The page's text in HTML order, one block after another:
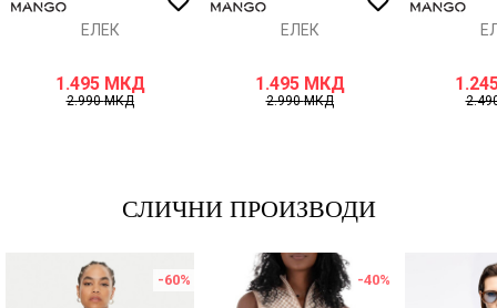
ЕЛЕК
1.495 МКД
2.990МКД
ЕЛЕК
1.495 МКД
2.990МКД
СЛИЧНИ ПРОИЗВОДИ
-60% -40%